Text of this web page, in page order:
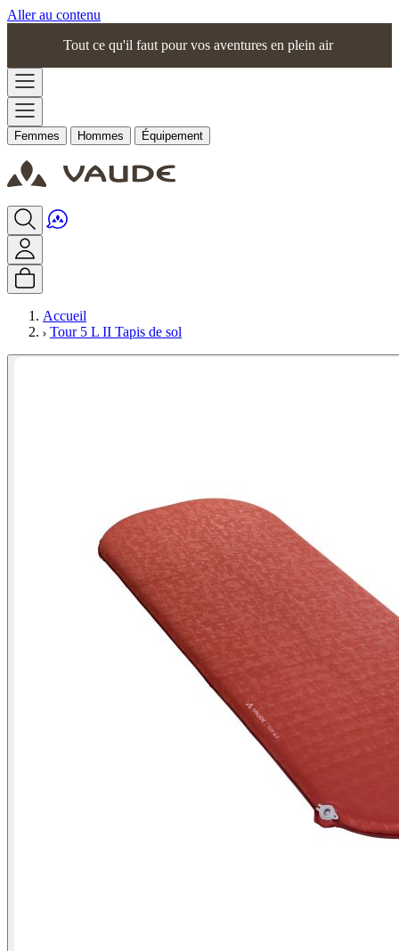
Aller au contenu
Tout ce qu'il faut pour vos aventures en plein air
Femmes Hommes Équipement
Accueil
Tour 5 L II Tapis de sol